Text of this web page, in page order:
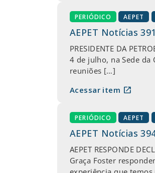
PERIÓDICO AEPET
AEPET Notícias 391
PRESIDENTE DA
4 de julho, na Sede
reuniões […]
Acessar item open_in_new
PERIÓDICO AEPET
AEPET Notícias
AEPET RESPONDE
Graça Foster